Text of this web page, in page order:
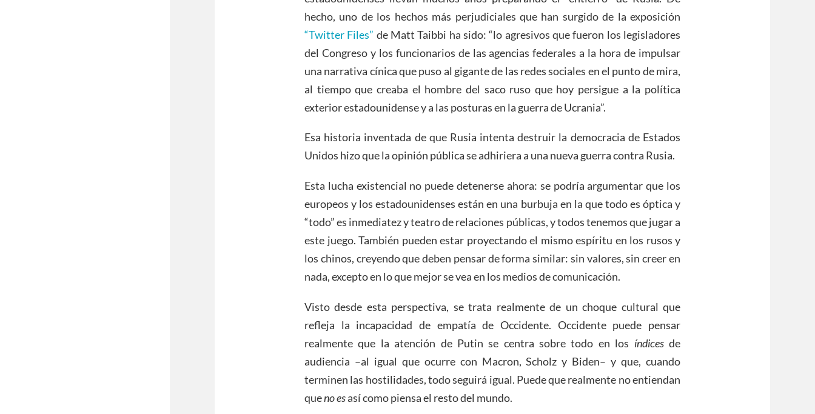
hecho, uno de los hechos más perjudiciales que han surgido de la exposición
“Twitter Files” de Matt Taibbi ha sido: “lo agresivos que fueron los legisladores
del Congreso y los funcionarios de las agencias federales a la hora de impulsar
una narrativa cínica que puso al gigante de las redes sociales en el punto de mira,
al tiempo que creaba el hombre del saco ruso que hoy persigue a la política
exterior estadounidense y a las posturas en la guerra de Ucrania”.
Esa historia inventada de que Rusia intenta destruir la democracia de Estados
Unidos hizo que la opinión pública se adhiriera a una nueva guerra contra Rusia.
Esta lucha existencial no puede detenerse ahora: se podría argumentar que los
europeos y los estadounidenses están en una burbuja en la que todo es óptica y
“todo” es inmediatez y teatro de relaciones públicas, y todos tenemos que jugar a
este juego. También pueden estar proyectando el mismo espíritu en los rusos y
los chinos, creyendo que deben pensar de forma similar: sin valores, sin creer en
nada, excepto en lo que mejor se vea en los medios de comunicación.
Visto desde esta perspectiva, se trata realmente de un choque cultural que
refleja la incapacidad de empatía de Occidente. Occidente puede pensar
realmente que la atención de Putin se centra sobre todo en los índicesde
audiencia –al igual que ocurre con Macron, Scholz y Biden– y que, cuando
terminen las hostilidades, todo seguirá igual. Puede que realmente no entiendan
queno esasí como piensa el resto del mundo.